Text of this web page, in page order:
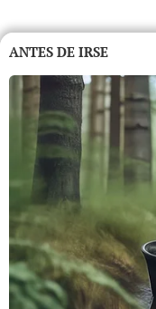
ANTES DE IRSE